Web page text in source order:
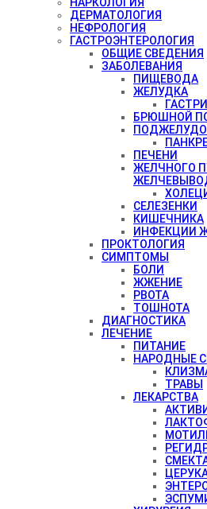
ДЕРМАТОЛОГИЯ
НЕФРОЛОГИЯ
ГАСТРОЭНТЕРОЛОГИЯ
ОБЩИЕ СВЕДЕНИЯ
ЗАБОЛЕВАНИЯ
ПИЩЕВОДА
ЖЕЛУДКА
БРЮШНОЙ
ПЕЧЕНИ
ЖЕЛЧНОГО
СЕЛЕЗЕНКИ
КИШЕЧНИКА
ИНФЕКЦИИ
ПРОКТОЛОГИЯ
СИМПТОМЫ
БОЛИ
ЖЖЕНИЕ
РВОТА
ТОШНОТА
ДИАГНОСТИКА
ЛЕЧЕНИЕ
ПИТАНИЕ
НАРОДНЫЕ
ТРАВЫ
ЛЕКАРСТВА